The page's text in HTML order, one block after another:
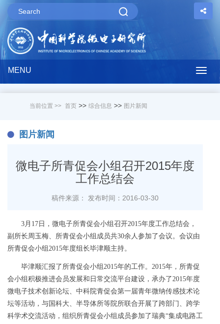
MENU
当前位置 >> 首页 >> 综合信息 >> 图片新闻
图片新闻
微电子所青促会小组召开2015年度
工作总结会
稿件来源： 发布时间：2016-03-30
3月 17 日，微电子所青促会小组召开2015年度工作总结会，
副所长周玉梅、所青促会小组成员共30余人参加了会议。会议由
所青促会小组 2015年度组长毕津顺主持。
毕津顺汇报了所青促会小组 2015年的工作。 2015年，所青促
会小组积极推进会员发展和日常交流平台建设，承办了2015年度
微电子技术创新论坛、中科院青促会第一届青年微纳传感技术论
坛等活动，与国科大、半导体所等院所联合开展了跨部门、跨学
科学术交流活动，组织所青促会小组成员参加了瑞典“集成电路工